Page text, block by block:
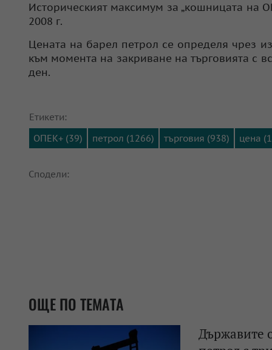
Историческият максимум за „кошницата на
2008 г.
Цената на барел петрол се определя чрез
към момента на закриване на търговията с
ден.
Етикети:
ОПЕК+ (39)
петрол (1266) търговия (938) цена
Сподели:
ОЩЕ ПО ТЕМАТА
Държавите